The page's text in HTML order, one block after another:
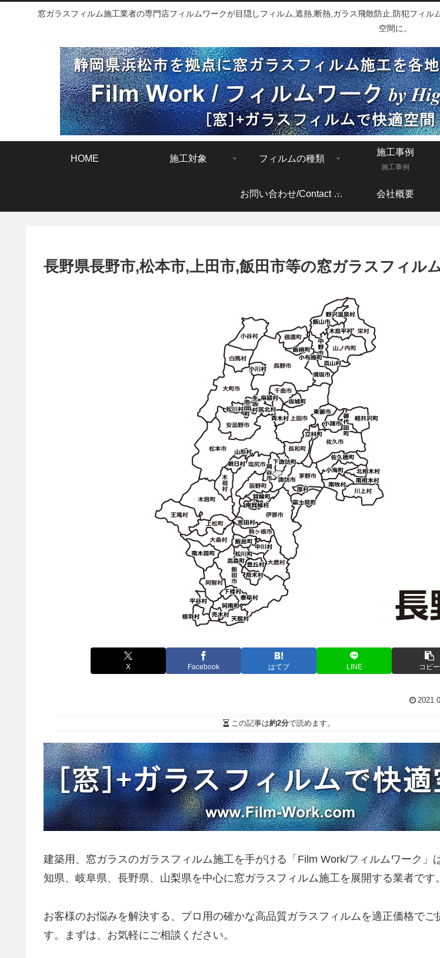
窓ガラスフィルム施工業者の専門店フィルムワークが目隠しフィルム,遮熱,断熱,ガラス飛散防止,防犯フィ
空間に。
HOME 施工対象 フィルムの種類
施工事例
施工事例
お問い合わせ/Contact form 会社概要
長野県長野市,松本市,上田市,飯田市等の窓ガラスフィル
X Facebook はてブ LINE コピー
この記事は約2分で読めます。
建築用、窓ガラスのガラスフィルム施工を手がける「Film Work/フィルムワーク」
知県、岐阜県、長野県、山梨県を中心に窓ガラスフィルム施工を展開する業者です。
お客様のお悩みを解決する、プロ用の確かな高品質ガラスフィルムを適正価格でご
す。まずは、お気軽にご相談ください。